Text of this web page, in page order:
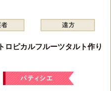
ロピカルフルーツタルト作り